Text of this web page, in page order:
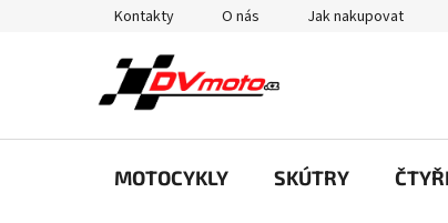
Kontakty O nás Jak nakupovat
MOTOCYKLY SKÚTRY